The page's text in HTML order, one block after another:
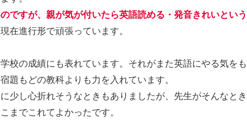
ですが、親が気が付いたら英語読める・発音きれいという
在進行形で頑張っています。
校の成績にも表れています。それがまた英語にやる気をも
題もどの教科よりも力を入れています。
少し心折れそうなときもありましたが、先生がそんなとき
までこれてよかったです。